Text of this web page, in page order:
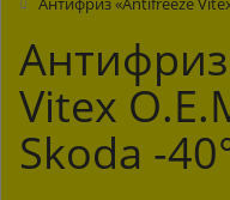
Vitex
Skoda -